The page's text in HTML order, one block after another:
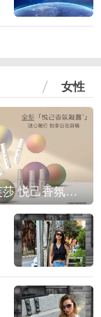
女性
IPSA茵芙莎 悦己香氛凝露上市